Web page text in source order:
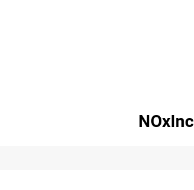
NOxInc